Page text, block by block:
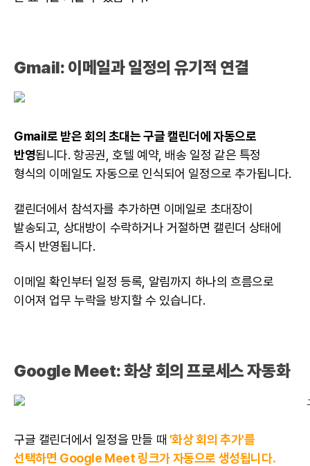
Gmail: 이메일과 일정의 유기적 연결
Gmail로 받은 회의 초대는 구글 캘린더에 자동으로
반영됩니다. 항공권, 호텔 예약, 배송 일정 같은 특정
형식의 이메일도 자동으로 인식되어 일정으로 추가됩니다.
캘린더에서 참석자를 추가하면 이메일로 초대장이
발송되고, 상대방이 수락하거나 거절하면 캘린더 상태에
즉시 반영됩니다.
이메일 확인부터 일정 등록, 알림까지 하나의 흐름으로
이어져 업무 누락을 방지할 수 있습니다.
Google Meet: 화상 회의 프로세스 자동화
구글 캘린더에서 일정을 만들 때 '화상 회의 추가'를
선택하면 Google Meet 링크가 자동으로 생성됩니다.